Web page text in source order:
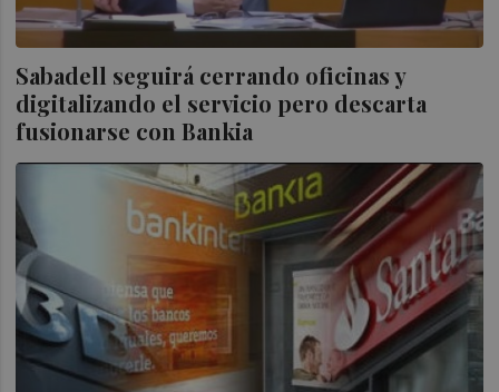
Sabadell seguirá cerrando oficinas y
digitalizando el servicio pero descarta
fusionarse con Bankia